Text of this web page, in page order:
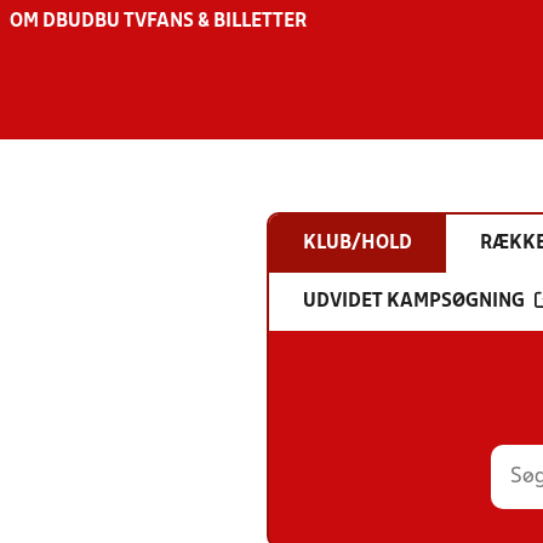
OM DBU DBU TV FANS & BILLETTER
KLUB/HOLD
UDVIDET KAMPSØGNING